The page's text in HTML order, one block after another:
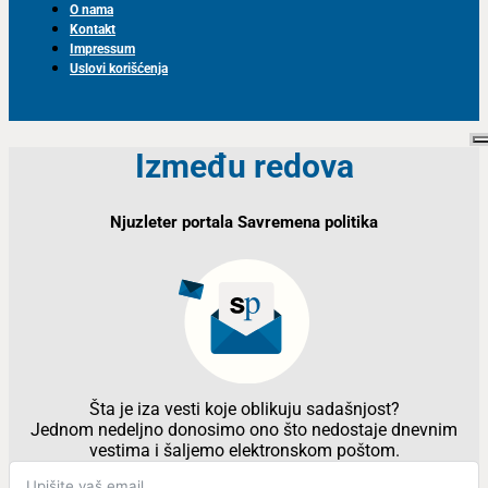
O nama
Kontakt
Impressum
Uslovi korišćenja
Između redova
Njuzleter portala Savremena politika
Šta je iza vesti koje oblikuju sadašnjost?
Jednom nedeljno donosimo ono što nedostaje dnevnim
vestima i šaljemo elektronskom poštom.